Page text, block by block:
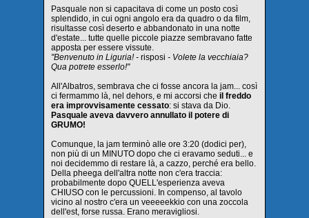
Pasquale non si capacitava di come un posto così
splendido, in cui ogni angolo era da quadro o da film,
risultasse così deserto e abbandonato in una notte
d'estate... tutte quelle piccole piazze sembravano fatte
apposta per essere vissute.
"Benvenuto in Liguria! - risposi - Volete la vecchiaia?
Qua potrete esserlo!"
All'Albatros, sembrava che ci fosse ancora la jam... così
ci fermammo là, nel dehors, e mi accorsi che il freddo
era improvvisamente cessato: si stava da Dio.
Pasquale aveva davvero annullato il potere di
GRUMO!
Comunque, la jam terminò alle ore 3:20 (dodici per),
non più di un MINUTO dopo che ci eravamo seduti... e
noi decidemmo di restare là, a cazzo, perché era bello.
Della pheega dell'altra notte non c'era traccia:
probabilmente dopo QUELL'esperienza aveva
CHIUSO con le percussioni. In compenso, al tavolo
vicino al nostro c'era un veeeeekkio con una zoccola
dell'est, forse russa. Erano meravigliosi.